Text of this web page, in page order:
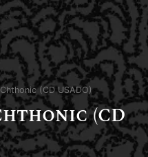
(CD USADO)
(CD